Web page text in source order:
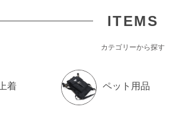
ITEMS
カテゴリーから探す
着 ペット用品